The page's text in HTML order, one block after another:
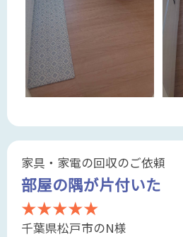
家具・家電の回収のご依頼
部屋の隅が片付いた
★★★★★
千葉県松戸市のN様